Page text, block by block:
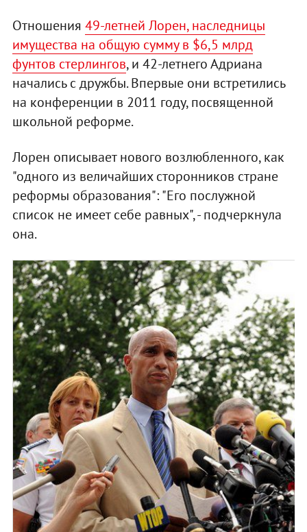
Отношения 49-летней Лорен, наследницы
имущества на общую сумму в $6,5 млрд
фунтов стерлингов, и 42-летнего Адриана
начались с дружбы. Впервые они встретились
на конференции в 2011 году, посвященной
школьной реформе.
Лорен описывает нового возлюбленного, как
"одного из величайших сторонников стране
реформы образования": "Его послужной
список не имеет себе равных", - подчеркнула
она.